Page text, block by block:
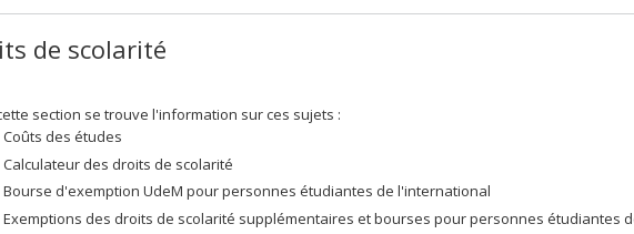
de scolarité
section se trouve l'information sur ces sujets :
Coûts des études
Calculateur des droits de scolarité
Bourse d'exemption UdeM pour personnes étudiantes de l'international
Exemptions des droits de scolarité supplémentaires et bourses pour personnes étudiantes